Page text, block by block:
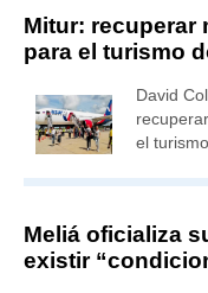
Mitur: recuperar
para el turismo
David
el
Meliá oficializa
existir